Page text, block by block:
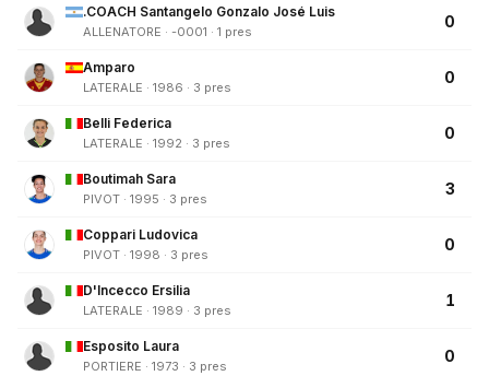
.COACH Santangelo Gonzalo José Luis
ALLENATORE · -0001 · 1 pres
0
Amparo
LATERALE · 1986 · 3 pres
0
Belli Federica
LATERALE · 1992 · 3 pres
0
Boutimah Sara
PIVOT · 1995 · 3 pres
3
Coppari Ludovica
PIVOT · 1998 · 3 pres
0
D'Incecco Ersilia
LATERALE · 1989 · 3 pres
1
Esposito Laura
PORTIERE · 1973 · 3 pres
0